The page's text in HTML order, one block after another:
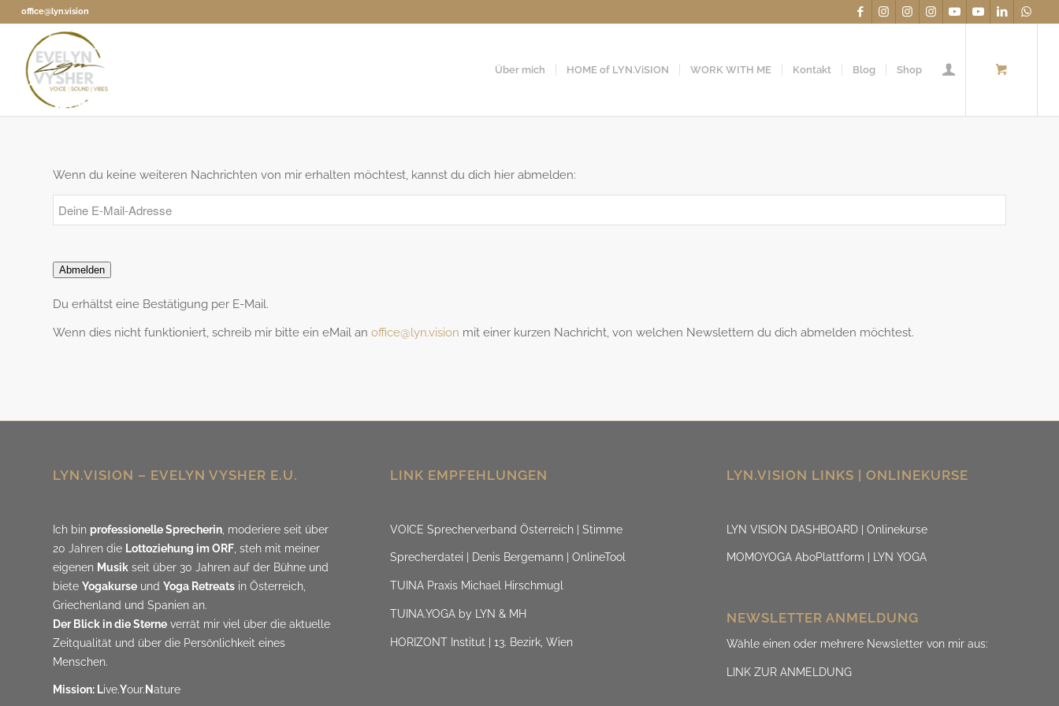
office@lyn.vision
Über mich HOME of LYN.ViSION WORK WITH ME Kontakt Blog Shop
Wenn du keine weiteren Nachrichten von mir erhalten möchtest, kannst du dich hier abmelden:
Abmelden
Du erhältst eine Bestätigung per E-Mail.
Wenn dies nicht funktioniert, schreib mir bitte ein eMail an office@lyn.vision mit einer kurzen Nachricht, von welchen Newslettern du dich abmelden möchtest.
LYN.VISION – EVELYN VYSHER E.U.
Ich bin professionelle Sprecherin , moderiere seit über
20 Jahren die Lottoziehung im ORF , steh mit meiner
eigenen Musik seit über 30 Jahren auf der Bühne und
biete Yogakurse und Yoga Retreats in Österreich,
Griechenland und Spanien an.
Der Blick in die Sterne verrät mir viel über die aktuelle
Zeitqualität und über die Persönlichkeit eines
Menschen.
Mission: Live.Your. Nature
LINK EMPFEHLUNGEN
VOICE Sprecherverband Österreich | Stimme
Sprecherdatei | Denis Bergemann | OnlineTool
TUINA Praxis Michael Hirschmugl
TUINA.YOGA by LYN & MH
HORIZONT Institut | 13. Bezirk, Wien
LYN.VISION LINKS | ONLINEKURSE
LYN VISION DASHBOARD | Onlinekurse
MOMOYOGA AboPlattform | LYN YOGA
NEWSLETTER ANMELDUNG
Wähle einen oder mehrere Newsletter von mir aus:
LINK ZUR ANMELDUNG